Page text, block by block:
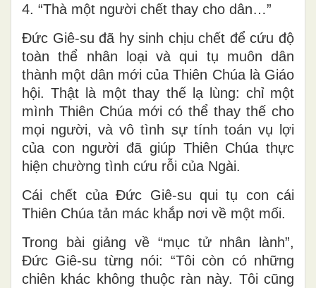
4. “Thà một người chết thay cho dân…”
Đức Giê-su đã hy sinh chịu chết để cứu độ
toàn thể nhân loại và qui tụ muôn dân
thành một dân mới của Thiên Chúa là Giáo
hội. Thật là một thay thế lạ lùng: chỉ một
mình Thiên Chúa mới có thể thay thế cho
mọi người, và vô tình sự tính toán vụ lợi
của con người đã giúp Thiên Chúa thực
hiện chường tình cứu rỗi của Ngài.
Cái chết của Đức Giê-su qui tụ con cái
Thiên Chúa tản mác khắp nơi về một mối.
Trong bài giảng về “mục tử nhân lành”,
Đức Giê-su từng nói: “Tôi còn có những
chiên khác không thuộc ràn này. Tôi cũng